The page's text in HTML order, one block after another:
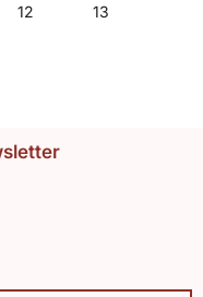
12 13